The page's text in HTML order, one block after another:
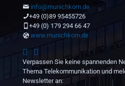
info@munichkom.de
+49 (0)89 95455726
+49 (0) 179 294 66 47
www.munichkom.de
Verpassen Sie keine spannenden
Thema Telekommunikation und
Newsletter an: